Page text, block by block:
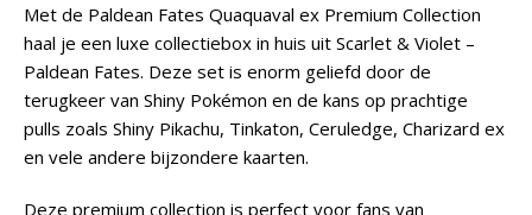
Met de Paldean Fates Quaquaval ex Premium Collection
haal je een luxe collectiebox in huis uit Scarlet & Violet –
Paldean Fates. Deze set is enorm geliefd door de
terugkeer van Shiny Pokémon en de kans op prachtige
pulls zoals Shiny Pikachu, Tinkaton, Ceruledge, Charizard ex
en vele andere bijzondere kaarten.
Deze premium collection is perfect voor fans van